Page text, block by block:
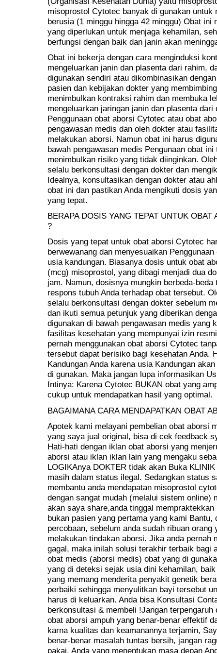
misoprostol Cytotec banyak di gunakan
berusia (1 minggu hingga 42 minggu) Obat ini
yang diperlukan untuk menjaga kehamilan,
berfungsi dengan baik dan janin akan
Obat ini bekerja dengan cara menginduksi
mengeluarkan janin dan plasenta dari rahim,
digunakan sendiri atau dikombinasikan
pasien dan kebijakan dokter yang
menimbulkan kontraksi rahim dan membuka
mengeluarkan jaringan janin dan plasenta dari
Penggunaan obat aborsi Cytotec atau obat
pengawasan medis dan oleh dokter atau
melakukan aborsi. Namun obat ini harus
bawah pengawasan medis Pengunaan obat
menimbulkan risiko yang tidak diinginkan.
selalu berkonsultasi dengan dokter dan
Idealnya, konsultasikan dengan dokter atau
obat ini dan pastikan Anda mengikuti dosis
yang tepat.
BERAPA DOSIS YANG TEPAT UNTUK
?
Dosis yang tepat untuk obat aborsi Cytotec
berwewanang dan menyesuaikan
usia kandungan. Biasanya dosis untuk obat
(mcg) misoprostol, yang dibagi menjadi dua
jam. Namun, dosisnya mungkin berbeda-
respons tubuh Anda terhadap obat tersebut.
selalu berkonsultasi dengan dokter sebelum
dan ikuti semua petunjuk yang diberikan
digunakan di bawah pengawasan medis yang
fasilitas kesehatan yang mempunyai izin
pernah menggunakan obat aborsi Cytotec
tersebut dapat berisiko bagi kesehatan Anda.
Kandungan Anda karena usia Kandungan
di gunakan. Maka jangan lupa informasikan
Intinya: Karena Cytotec BUKAN obat yang
cukup untuk mendapatkan hasil yang optimal.
BAGAIMANA CARA MENDAPATKAN OBAT
Apotek kami melayani pembelian obat aborsi
yang saya jual original, bisa di cek feedback
Hati-hati dengan iklan obat aborsi yang
aborsi atau iklan iklan lain yang mengaku
LOGIKAnya DOKTER tidak akan Buka
masih dalam status ilegal. Sedangkan status
membantu anda mendapatan misoprostol
dengan sangat mudah (melalui sistem online)
akan saya share,anda tinggal
bukan pasien yang pertama yang kami
percobaan, sebelum anda sudah ribuan
melakukan tindakan aborsi. Jika anda pernah
gagal, maka inilah solusi terakhir terbaik bagi
obat medis (aborsi medis) obat yang di
yang di deteksi sejak usia dini kehamilan,
yang memang menderita penyakit genetik
perbaiki sehingga menyulitkan bayi tersebut
harus di keluarkan. Anda bisa Konsultasi
berkonsultasi & membeli !Jangan
obat aborsi ampuh yang benar-benar effektif
karna kualitas dan keamanannya terjamin,
benar-benar masalah tuntas bersih, jangan
pakai, Anda yang menentukan masa depan